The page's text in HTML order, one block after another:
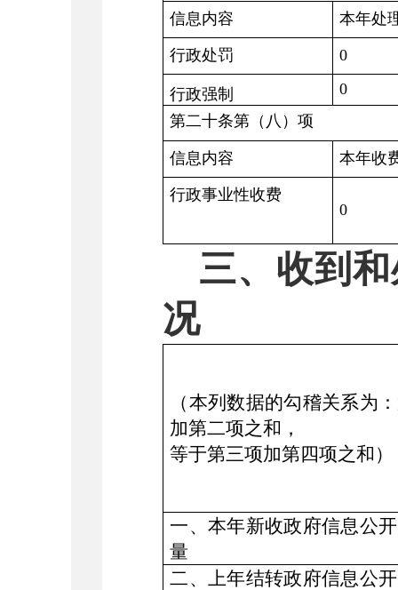
信息内容 本年处
行政处罚 0
行政强制
0
第二十条第（八）项
信息内容 本年收
行政事业性收费
0
三、收到
况
（本列数据的勾稽关系为
加第二项之和，
等于第三项加第四项之和）
一、本年新收政府信息公
量
二、上年结转政府信息公